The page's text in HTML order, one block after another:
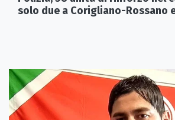
solo due a Corigliano-Rossano